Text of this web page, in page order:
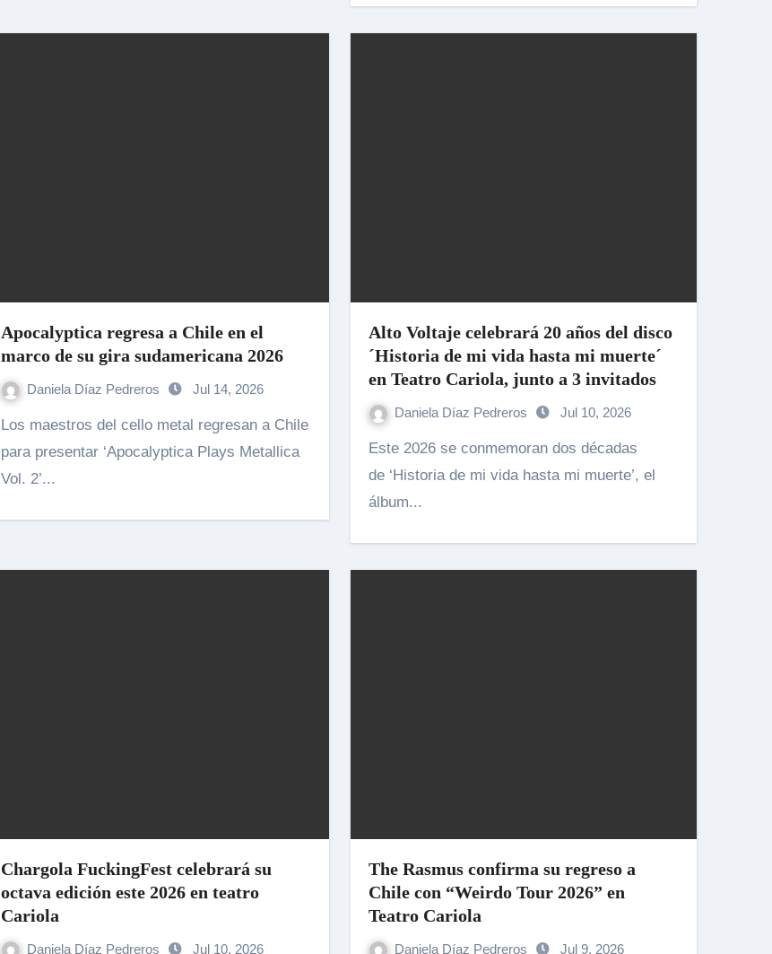
Apocalyptica regresa a Chile en el
marco de su gira sudamericana 2026
Daniela Díaz Pedreros Jul 14, 2026
Los maestros del cello metal regresan a Chile
para presentar ‘Apocalyptica Plays Metallica
Vol. 2’...
Alto Voltaje celebrará 20 años del disco
´Historia de mi vida hasta mi muerte´
en Teatro Cariola, junto a 3 invitados
Daniela Díaz Pedreros Jul 10, 2026
Este 2026 se conmemoran dos décadas
de ‘Historia de mi vida hasta mi muerte’, el
álbum...
Chargola FuckingFest celebrará su
octava edición este 2026 en teatro
Cariola
Daniela Díaz Pedreros Jul 10, 2026
The Rasmus confirma su regreso a
Chile con “Weirdo Tour 2026” en
Teatro Cariola
Daniela Díaz Pedreros Jul 9, 2026